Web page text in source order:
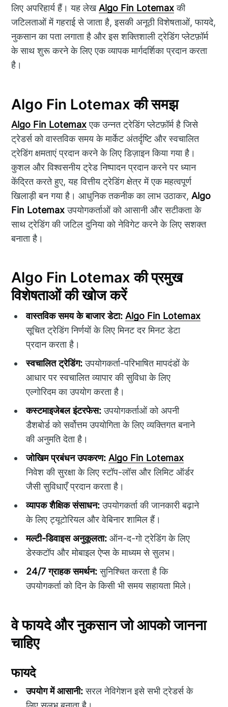
लिए अपरिहार्य हैं। यह लेखAlgo Fin Lotemaxकी
जटिलताओं में गहराई से जाता है, इसकी अनूठी विशेषताओं, फायदे,
नुकसान का पता लगाता है और इस शक्तिशाली ट्रेडिंग प्लेटफ़ॉर्म
के साथ शुरू करने के लिए एक व्यापक मार्गदर्शिका प्रदान करता
है।
Algo Fin Lotemax की समझ
Algo Fin Lotemaxएक उन्नत ट्रेडिंग प्लेटफ़ॉर्म है जिसे
ट्रेडर्स को वास्तविक समय के मार्केट अंतर्दृष्टि और स्वचालित
ट्रेडिंग क्षमताएं प्रदान करने के लिए डिज़ाइन किया गया है।
कुशल और विश्वसनीय ट्रेड निष्पादन प्रदान करने पर ध्यान
केंद्रित करते हुए, यह वित्तीय ट्रेडिंग क्षेत्र में एक महत्वपूर्ण
खिलाड़ी बन गया है। आधुनिक तकनीक का लाभ उठाकर,Algo
Fin Lotemaxउपयोगकर्ताओं को आसानी और सटीकता के
साथ ट्रेडिंग की जटिल दुनिया को नेविगेट करने के लिए सशक्त
बनाता है।
Algo Fin Lotemax की प्रमुख
विशेषताओं की खोज करें
वास्तविक समय के बाजार डेटा: Algo Fin Lotemax
सूचित ट्रेडिंग निर्णयों के लिए मिनट दर मिनट डेटा
प्रदान करता है।
स्वचालित ट्रेडिंग:उपयोगकर्ता-परिभाषित मापदंडों के
आधार पर स्वचालित व्यापार की सुविधा के लिए
एल्गोरिदम का उपयोग करता है।
कस्टमाइजेबल इंटरफेस:उपयोगकर्ताओं को अपनी
डैशबोर्ड को सर्वोत्तम उपयोगिता के लिए व्यक्तिगत बनाने
की अनुमति देता है।
जोखिम प्रबंधन उपकरण: Algo Fin Lotemax
निवेश की सुरक्षा के लिए स्टॉप-लॉस और लिमिट ऑर्डर
जैसी सुविधाएँ प्रदान करता है।
व्यापक शैक्षिक संसाधन:उपयोगकर्ता की जानकारी बढ़ाने
के लिए ट्यूटोरियल और वेबिनार शामिल हैं।
मल्टी-डिवाइस अनुकूलता: ऑन-द-गो ट्रेडिंग के लिए
डेस्कटॉप और मोबाइल ऐप्स के माध्यम से सुलभ।
24/7 ग्राहक समर्थन:सुनिश्चित करता है कि
उपयोगकर्ता को दिन के किसी भी समय सहायता मिले।
वे फायदे और नुकसान जो आपको जानना
चाहिए
फायदे
उपयोग में आसानी:सरल नेविगेशन इसे सभी ट्रेडर्स के